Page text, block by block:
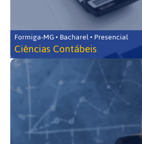
Formiga-MG • Bacharel • Presencial
Ciências Contábeis